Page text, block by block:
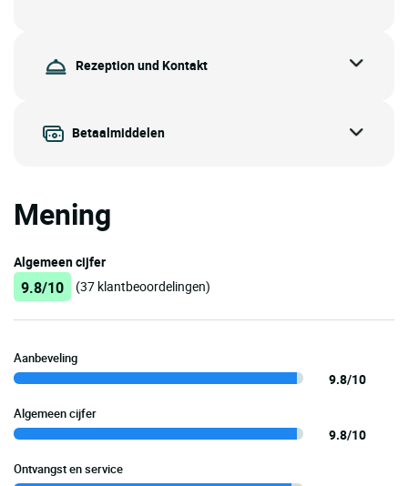
Rezeption und Kontakt
Betaalmiddelen
Mening
Algemeen cijfer
9.8/10 (37 klantbeoordelingen)
Aanbeveling
9.8/10
Algemeen cijfer
9.8/10
Ontvangst en service